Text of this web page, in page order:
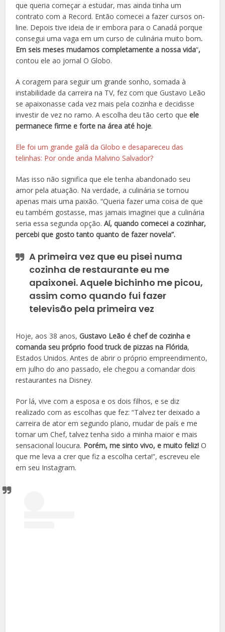
que queria começar a estudar, mas ainda tinha um
contrato com a Record. Então comecei a fazer cursos on-
line. Depois tive ideia de ir embora para o Canadá porque
consegui uma vaga em um curso de culinária muito bom.
Em seis meses mudamos completamente a nossa vida“,
contou ele ao jornal O Globo.
A coragem para seguir um grande sonho, somada à
instabilidade da carreira na TV, fez com que Gustavo Leão
se apaixonasse cada vez mais pela cozinha e decidisse
investir de vez no ramo. A escolha deu tão certo queele
permanece firme e forte na área até hoje.
Ele foi um grande galã da Globo e desapareceu das
telinhas: Por onde anda Malvino Salvador?
Mas isso não significa que ele tenha abandonado seu
amor pela atuação. Na verdade, a culinária se tornou
apenas mais uma paixão. “Queria fazer uma coisa de que
eu também gostasse, mas jamais imaginei que a culinária
seria essa segunda opção.Aí, quando comecei a cozinhar,
percebi que gosto tanto quanto de fazer novela”.
A primeira vez que eu pisei numa
cozinha de restaurante eu me
apaixonei. Aquele bichinho me picou,
assim como quando fui fazer
televisão pela primeira vez
Hoje, aos 38 anos,Gustavo Leão é chef de cozinha e
comanda seu próprio food truck de pizzas na Flórida,
Estados Unidos. Antes de abrir o próprio empreendimento,
em julho do ano passado, ele chegou a comandar dois
restaurantes na Disney.
Por lá, vive com a esposa e os dois filhos, e se diz
realizado com as escolhas que fez: “Talvez ter deixado a
carreira de ator em segundo plano, mudar de país e me
tornar um Chef, talvez tenha sido a minha maior e mais
sensacional loucura. Porém, me sinto vivo, e muito feliz!O
que me leva a crer que fiz a escolha certa!”, escreveu ele
em seu Instagram.